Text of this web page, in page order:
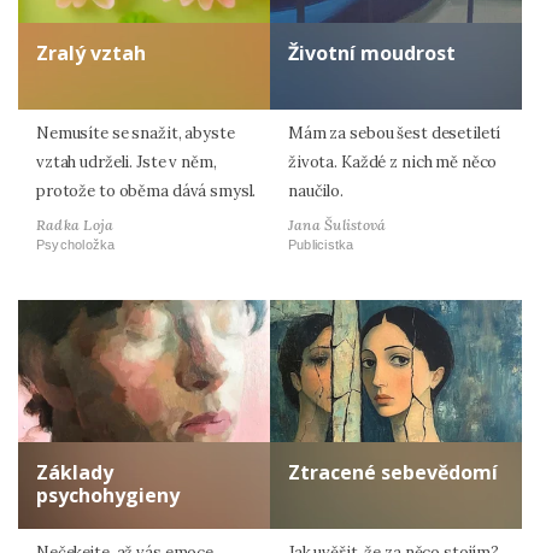
Zralý vztah
Nemusíte se snažit, abyste
vztah udrželi. Jste v něm,
protože to oběma dává smysl.
Radka Loja
Psycholožka
Životní moudrost
Mám za sebou šest desetiletí
života. Každé z nich mě něco
naučilo.
Jana Šulistová
Publicistka
Základy
psychohygieny
Ztracené sebevědomí